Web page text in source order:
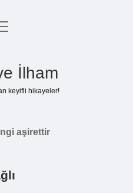
İlham
keyifli hikayeler!
aşirettir